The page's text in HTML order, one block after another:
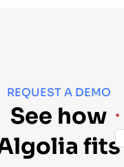
REQUEST A DEMO
See how
fits
*